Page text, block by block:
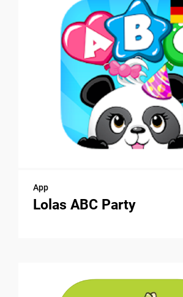
App
Lolas ABC Party